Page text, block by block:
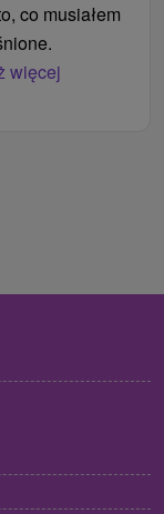
co musiałem
więcej